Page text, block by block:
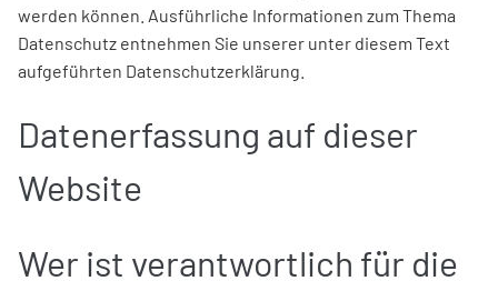
werden können. Ausführliche Informationen zum Thema
Datenschutz entnehmen Sie unserer unter diesem Text
aufgeführten Datenschutzerklärung.
Datenerfassung auf dieser
Website
Wer ist verantwortlich für die